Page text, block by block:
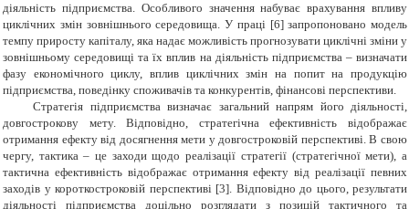
діяльність підприємства. Особливого значення набуває врахування впливу
циклічних змін зовнішнього середовища. У праці [6] запропоновано модель
темпу приросту капіталу, яка надає можливість прогнозувати циклічні зміни у
зовнішньому середовищі та їх вплив на діяльність підприємства – визначати
фазу економічного циклу, вплив циклічних змін на попит на продукцію
підприємства, поведінку споживачів та конкурентів, фінансові перспективи.
Стратегія підприємства визначає загальний напрям його діяльності,
довгострокову мету. Відповідно, стратегічна ефективність відображає
отримання ефекту від досягнення мети у довгостроковій перспективі. В свою
чергу, тактика – це заходи щодо реалізації стратегії (стратегічної мети), а
тактична ефективність відображає отримання ефекту від реалізації певних
заходів у короткостроковій перспективі[3]. Відповідно до цього, результати
діяльності підприємства доцільно розглядати з позицій тактичного та